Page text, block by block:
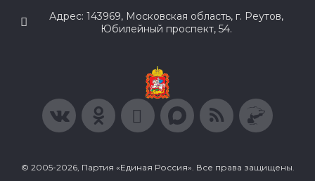
Адрес: 143969, Московская область, г. Реутов,
Юбилейный проспект, 54.
© 2005-2026, Партия «Единая Россия». Все права защищены.